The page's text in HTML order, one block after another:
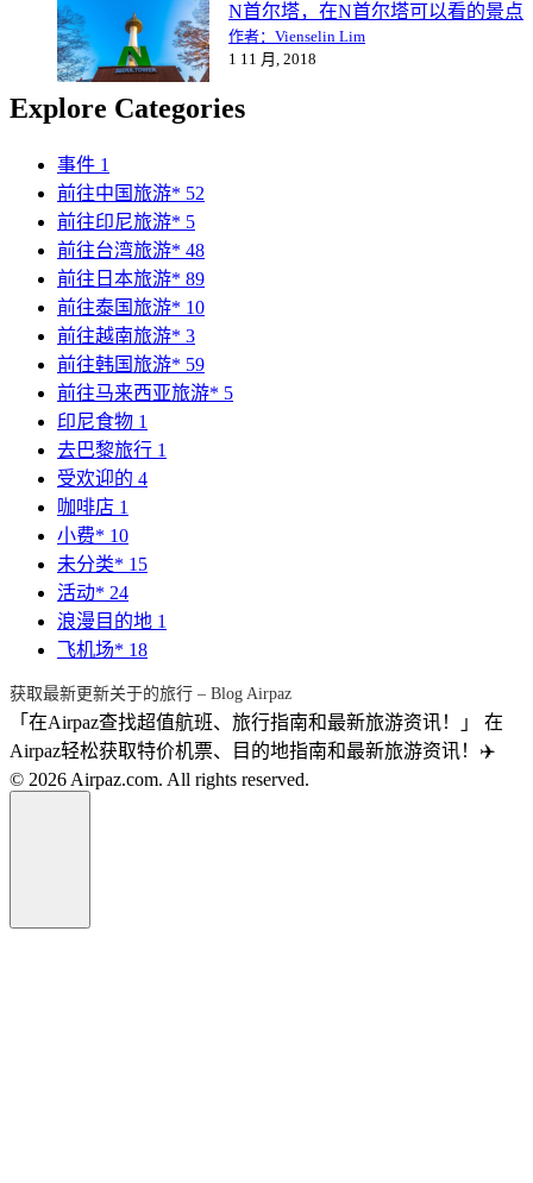
N首尔塔，在N首尔塔可以看的景点
作者：Vienselin Lim
1 11 月, 2018
Explore Categories
事件 1
前往中国旅游* 52
前往印尼旅游* 5
前往台湾旅游* 48
前往日本旅游* 89
前往泰国旅游* 10
前往越南旅游* 3
前往韩国旅游* 59
前往马来西亚旅游* 5
印尼食物 1
去巴黎旅行 1
受欢迎的 4
咖啡店 1
小费* 10
未分类* 15
活动* 24
浪漫目的地 1
飞机场* 18
获取最新更新关于的旅行 – Blog Airpaz
「在Airpaz查找超值航班、旅行指南和最新旅游资讯！」 在
Airpaz轻松获取特价机票、目的地指南和最新旅游资讯！✈️
© 2026 Airpaz.com. All rights reserved.